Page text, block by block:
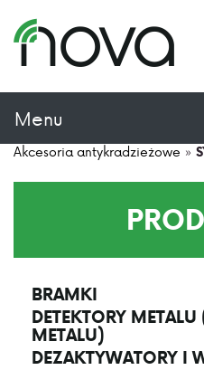
Menu
Akcesoria antykradzieżowe »
BRAMKI
DETEKTORY
METALU)
DEZAKTYWATORY I